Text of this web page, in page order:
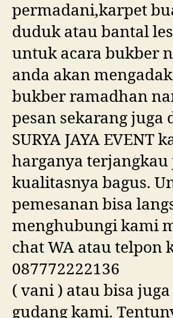
permadani,karpet
duduk atau bantal
untuk acara bukber
anda akan
bukber ramadhan
pesan sekarang juga
SURYA JAYA EVENT
harganya terjangkau
kualitasnya bagus.
pemesanan bisa
menghubungi kami
chat WA atau telpon
087772222136
( vani ) atau bisa
gudang kami.